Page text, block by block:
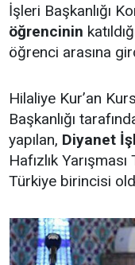
İşleri Başkanlığı
öğrencinin
öğrenci arasına
Hilaliye Kur’an
Başkanlığı
yapılan, Diyanet
Hafızlık
Türkiye birincisi